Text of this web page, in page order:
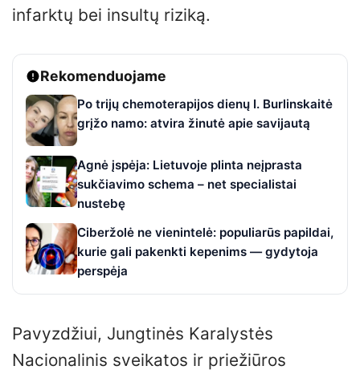
infarktų bei insultų riziką.
Rekomenduojame
Po trijų chemoterapijos dienų I. Burlinskaitė
grįžo namo: atvira žinutė apie savijautą
Agnė įspėja: Lietuvoje plinta neįprasta
sukčiavimo schema – net specialistai
nustebę
Ciberžolė ne vienintelė: populiarūs papildai,
kurie gali pakenkti kepenims — gydytoja
perspėja
Pavyzdžiui, Jungtinės Karalystės
Nacionalinis sveikatos ir priežiūros